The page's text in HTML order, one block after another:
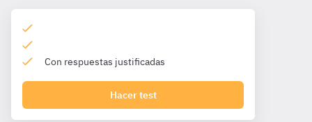
Con respuestas justificadas
Hacer test